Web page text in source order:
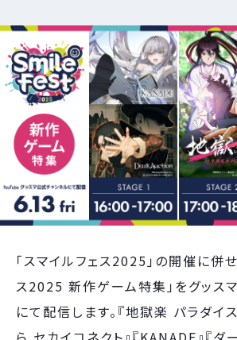
「スマイルフェス2025」の開催に併
ス2025 新作ゲーム特集」をグッ
にて配信します。『地獄楽 パラダイ